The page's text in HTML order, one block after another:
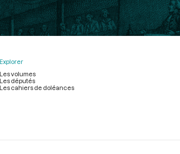
Explorer
Les volumes
Les députés
Les cahiers de doléances